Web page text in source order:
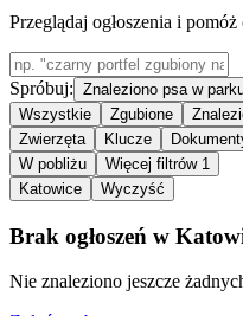
Przeglądaj ogłoszenia i
Spróbuj: Znaleziono psa w
Wszystkie
Zgubione
Zwierzęta
Klucze
W pobliżu
Więcej filtrów 1
Katowice
Wyczyść
Brak ogłoszeń w
Nie znaleziono jeszcze